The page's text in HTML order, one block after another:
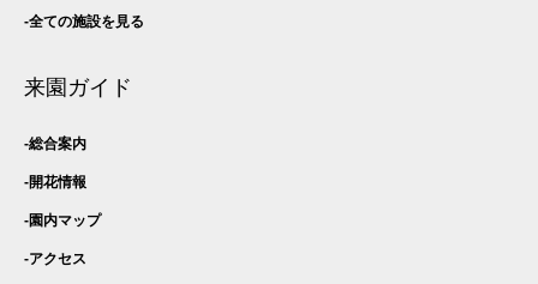
全ての施設を見る
来園ガイド
総合案内
開花情報
園内マップ
アクセス